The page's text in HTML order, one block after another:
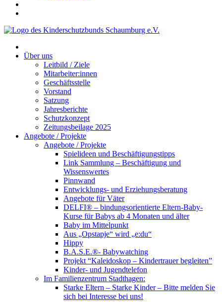
Über uns
Leitbild / Ziele
Mitarbeiter:innen
Geschäftsstelle
Vorstand
Satzung
Jahresberichte
Schutzkonzept
Zeitungsbeilage 2025
Angebote / Projekte
Angebote / Projekte
Spielideen und Beschäftigungstipps
Link Sammlung – Beschäftigung und
Wissenswertes
Pinnwand
Entwicklungs- und Erziehungsberatung
Angebote für Väter
DELFI® – bindungsorientierte Eltern-Baby-
Kurse für Babys ab 4 Monaten und älter
Baby im Mittelpunkt
Aus „Opstapje“ wird „e:du“
Hippy
B.A.S.E.®- Babywatching
Projekt “Kaleidoskop – Kindertrauer begleiten”
Kinder- und Jugendtelefon
Im Familienzentrum Stadthagen:
Starke Eltern – Starke Kinder – Bitte melden Sie
sich bei Interesse bei uns!